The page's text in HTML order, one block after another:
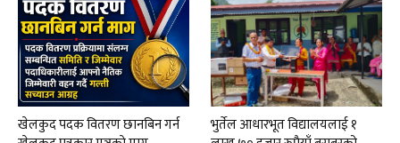
खेलकुद पदक वितरण छानबिन गर्न
भुर्तेल आधारभूत विद्यालयलाई १